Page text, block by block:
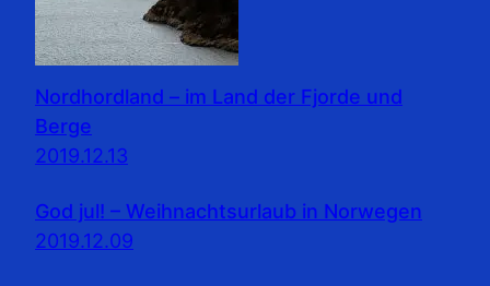
Nordhordland – im Land der Fjorde und
Berge
2019.12.13
God jul! – Weihnachtsurlaub in Norwegen
2019.12.09